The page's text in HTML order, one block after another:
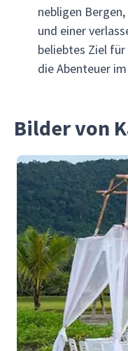
nebligen
und einer
beliebtes Ziel
die Abenteuer
Bilder von